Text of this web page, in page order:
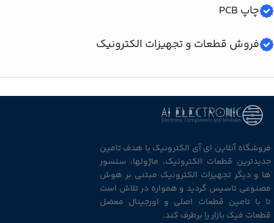
چاپ PCB
فروش قطعات و تجهیزات الکترونیک
فروشگاه آنلاین ای آی الکترونیک با هدف تامین
جدیدترین قطعات الکترونیک، ماژولها، سنسور
ها و دیگر تجهیزات الکترونیک مبتنی بر هوش
مصنوعی تاسیس گردید و همواره در تلاش است
تا با تامین قطعات اصلی و اورجینال معضل
قطعات فیک بازار را برطرف کند.